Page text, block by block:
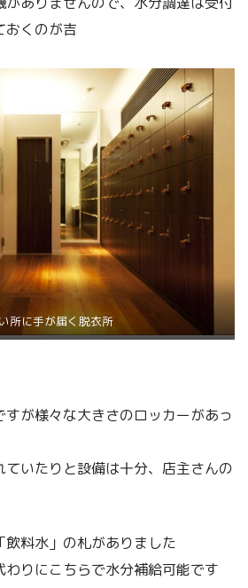
おくのが吉
所に手が届く脱衣所
すが様々な大きさのロッカーがあっ
いたりと設備は十分、店主さんの
料水」の札がありました
りにこちらで水分補給可能です